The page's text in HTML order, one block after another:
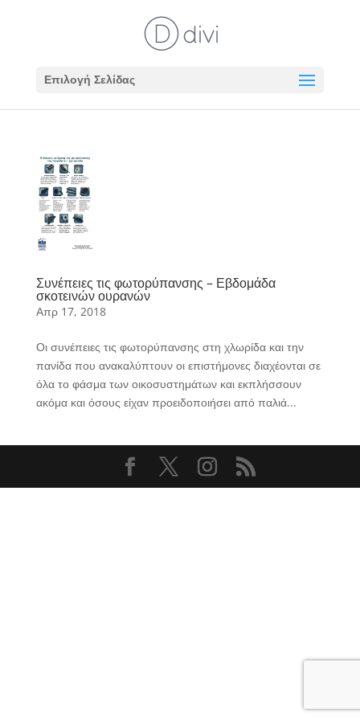
Επιλογή Σελίδας
Συνέπειες τις φωτορύπανσης – Εβδομάδα
σκοτεινών ουρανών
Απρ 17, 2018
Οι συνέπειες τις φωτορύπανσης στη χλωρίδα και την
πανίδα που ανακαλύπτουν οι επιστήμονες διαχέονται σε
όλα το φάσμα των οικοσυστημάτων και εκπλήσσουν
ακόμα και όσους είχαν προειδοποιήσει από παλιά...